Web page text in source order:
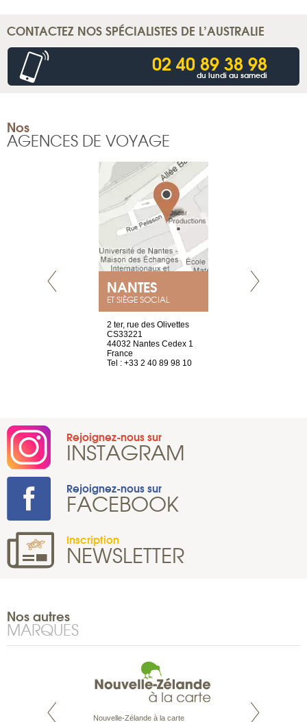
CONTACTEZ NOS SPÉCIALISTES DE L’AUSTRALIE
02 40 89 38 98
du lundi au samedi
Nos
AGENCES DE VOYAGE
NANTES
ET SIÈGE SOCIAL
2 ter, rue des Olivettes
CS33221
44032 Nantes Cedex 1
France
Tel : +33 2 40 89 98 10
Rejoignez-nous sur
INSTAGRAM
Rejoignez-nous sur
FACEBOOK
Inscription
NEWSLETTER
Nos autres
MARQUES
est le spécialiste
Nouvelle-Zélande à la carte
Notre site